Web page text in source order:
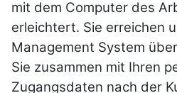
mit dem Computer des
erleichtert. Sie erreichen
Management System
Sie zusammen mit Ihren
Zugangsdaten nach der